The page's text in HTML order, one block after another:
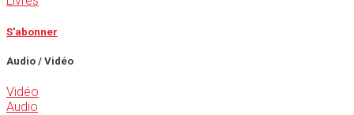
S'abonner
Audio / Vidéo
Vidéo
Audio